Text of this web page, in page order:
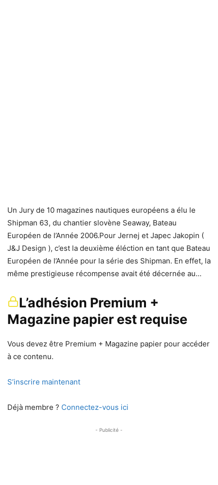
Un Jury de 10 magazines nautiques européens a élu le
Shipman 63, du chantier slovène Seaway, Bateau
Européen de l’Année 2006.Pour Jernej et Japec Jakopin (
J&J Design ), c’est la deuxième éléction en tant que Bateau
Européen de l’Année pour la série des Shipman. En effet, la
même prestigieuse récompense avait été décernée au…
L’adhésion Premium +
Magazine papier est requise
Vous devez être Premium + Magazine papier pour accéder
à ce contenu.
S’inscrire maintenant
Déjà membre ? Connectez-vous ici
- Publicité -